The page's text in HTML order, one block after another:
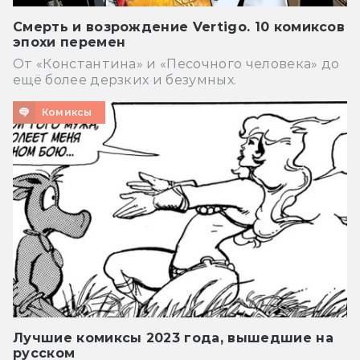
Смерть и возрождение Vertigo. 10 комиксов
эпохи перемен
От «Константина» и «Песочного человека» до
ещё более дерзких и безумных.
Комиксы
Лучшие комиксы 2023 года, вышедшие на
русском